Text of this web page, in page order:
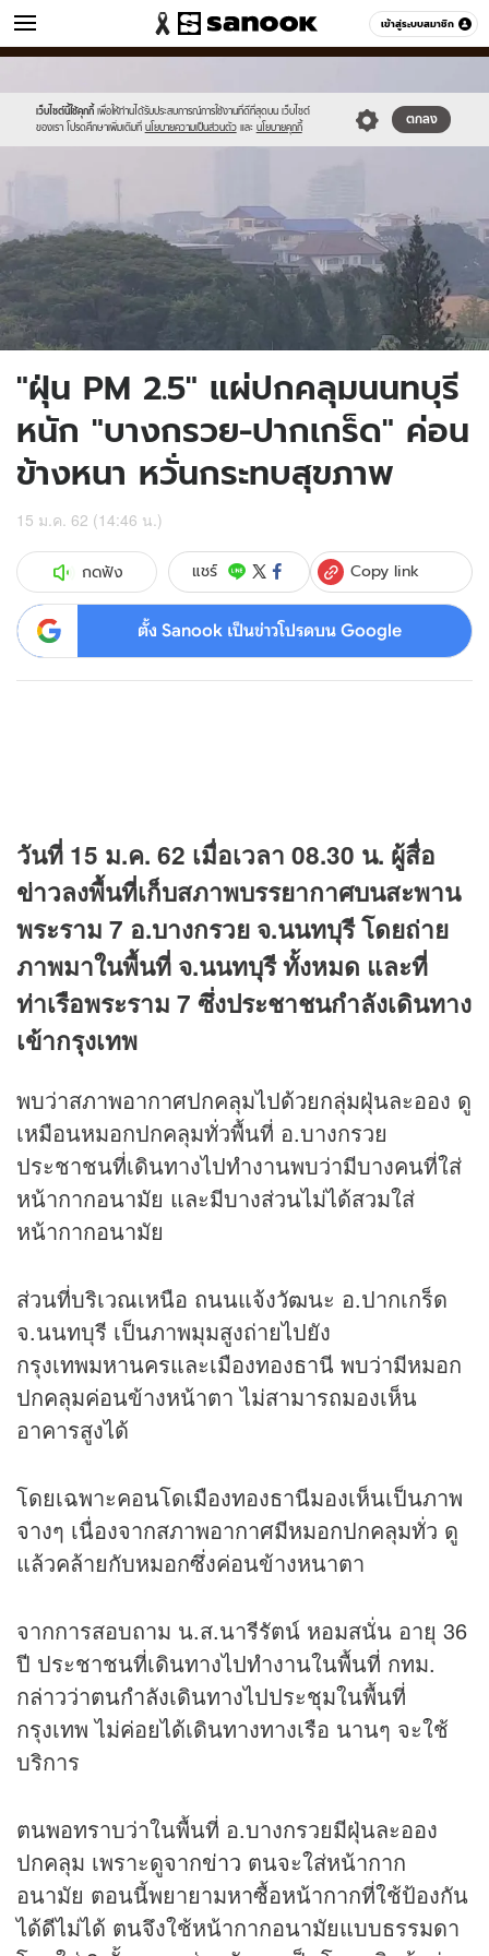
เข้าสู่ระบบสมาชิก
ข่าว หมวดอื่นๆ
เว็บไซต์นี้ใช้คุกกี้ เพื่อให้ท่านได้รับประสบการณ์การใช้งานที่ดีที่สุดบน เว็บไซต์
ของเรา โปรดศึกษาเพิ่มเติมที่ นโยบายความเป็นส่วนตัว และ นโยบายคุกกี้
ตกลง
new-
sanook.png
"ฝุ่น PM 2.5" แผ่ปกคลุมนนทบุรี
หนัก "บางกรวย-ปากเกร็ด" ค่อน
ข้างหนา หวั่นกระทบสุขภาพ
15 ม.ค. 62 (14:46 น.)
กดฟัง แชร์ Copy link
ตั้ง Sanook เป็นข่าวโปรดบน Google
วันที่ 15 ม.ค. 62 เมื่อเวลา 08.30 น. ผู้สื่อ
ข่าวลงพื้นที่เก็บสภาพบรรยากาศบนสะพาน
พระราม 7 อ.บางกรวย จ.นนทบุรี โดยถ่าย
ภาพมาในพื้นที่ จ.นนทบุรี ทั้งหมด และที่
ท่าเรือพระราม 7 ซึ่งประชาชนกำลังเดินทาง
เข้ากรุงเทพ
พบว่าสภาพอากาศปกคลุมไปด้วยกลุ่มฝุ่นละออง ดู
เหมือนหมอกปกคลุมทั่วพื้นที่ อ.บางกรวย
ประชาชนที่เดินทางไปทำงานพบว่ามีบางคนที่ใส่
หน้ากากอนามัย และมีบางส่วนไม่ได้สวมใส่
หน้ากากอนามัย
ส่วนที่บริเวณเหนือ ถนนแจ้งวัฒนะ อ.ปากเกร็ด
จ.นนทบุรี เป็นภาพมุมสูงถ่ายไปยัง
กรุงเทพมหานครและเมืองทองธานี พบว่ามีหมอก
ปกคลุมค่อนข้างหน้าตา ไม่สามารถมองเห็น
อาคารสูงได้
โดยเฉพาะคอนโดเมืองทองธานีมองเห็นเป็นภาพ
จางๆ เนื่องจากสภาพอากาศมีหมอกปกคลุมทั่ว ดู
แล้วคล้ายกับหมอกซึ่งค่อนข้างหนาตา
จากการสอบถาม น.ส.นารีรัตน์ หอมสนั่น อายุ 36
ปี ประชาชนที่เดินทางไปทำงานในพื้นที่ กทม.
กล่าวว่าตนกำลังเดินทางไปประชุมในพื้นที่
กรุงเทพ ไม่ค่อยได้เดินทางทางเรือ นานๆ จะใช้
บริการ
ตนพอทราบว่าในพื้นที่ อ.บางกรวยมีฝุ่นละออง
ปกคลุม เพราะดูจากข่าว ตนจะใส่หน้ากาก
อนามัย ตอนนี้พยายามหาซื้อหน้ากากที่ใช้ป้องกัน
ได้ดีไม่ได้ ตนจึงใช้หน้ากากอนามัยแบบธรรมดา